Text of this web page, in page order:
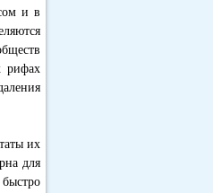
и в
рифах
их
для